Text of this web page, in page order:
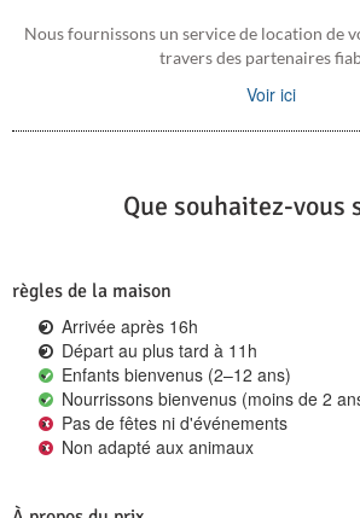
Nous fournissons un service de location de
travers des partenaires
Voir ici
Que souhaitez-vous
règles de la maison
Arrivée après 16h
Départ au plus tard à 11h
Enfants bienvenus (2–12 ans)
Nourrissons bienvenus (moins de 2
Pas de fêtes ni d'événements
Non adapté aux animaux